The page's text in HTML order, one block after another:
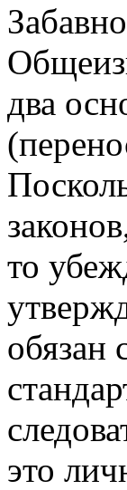
два
то
обязан
это